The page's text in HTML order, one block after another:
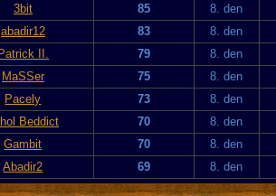
3bit 85
8. den
abadir12 83
8. den
II. 79
8. den
MaSSer 75
8. den
Pacely 73
8. den
Beddict 70
8. den
Gambit 70
8. den
Abadir2 69 8. den